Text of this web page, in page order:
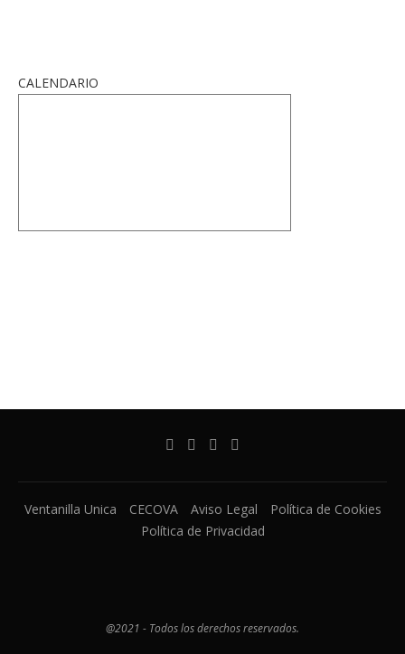
CALENDARIO
Ventanilla Unica CECOVA Aviso Legal
Política de Cookies
Política de Privacidad
@2021 - Todos los derechos reservados.